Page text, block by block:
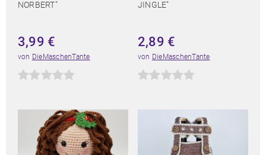
NORBERT"
3,99 €
von DieMaschenTante
JINGLE"
2,89 €
von DieMaschenTante